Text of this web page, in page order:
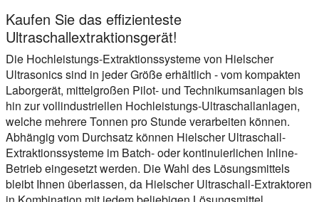
Kaufen Sie das effizienteste
Ultraschallextraktionsgerät!
Die Hochleistungs-Extraktionssysteme von Hielscher
Ultrasonics sind in jeder Größe erhältlich - vom kompakten
Laborgerät, mittelgroßen Pilot- und Technikumsanlagen bis
hin zur vollindustriellen Hochleistungs-Ultraschallanlagen,
welche mehrere Tonnen pro Stunde verarbeiten können.
Abhängig vom Durchsatz können Hielscher Ultraschall-
Extraktionssysteme im Batch- oder kontinuierlichen Inline-
Betrieb eingesetzt werden. Die Wahl des Lösungsmittels
bleibt Ihnen überlassen, da Hielscher Ultraschall-Extraktoren